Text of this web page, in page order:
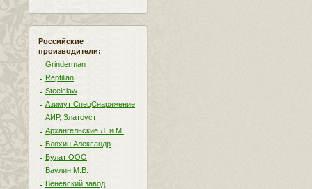
Российские
производители:
Grinderman
Reptilian
Steelclaw
Азимут СпецСнаряжение
АИР, Златоуст
Архангельские Л. и М.
Блохин Александр
Булат ООО
Ваулин М.В.
Веневский завод